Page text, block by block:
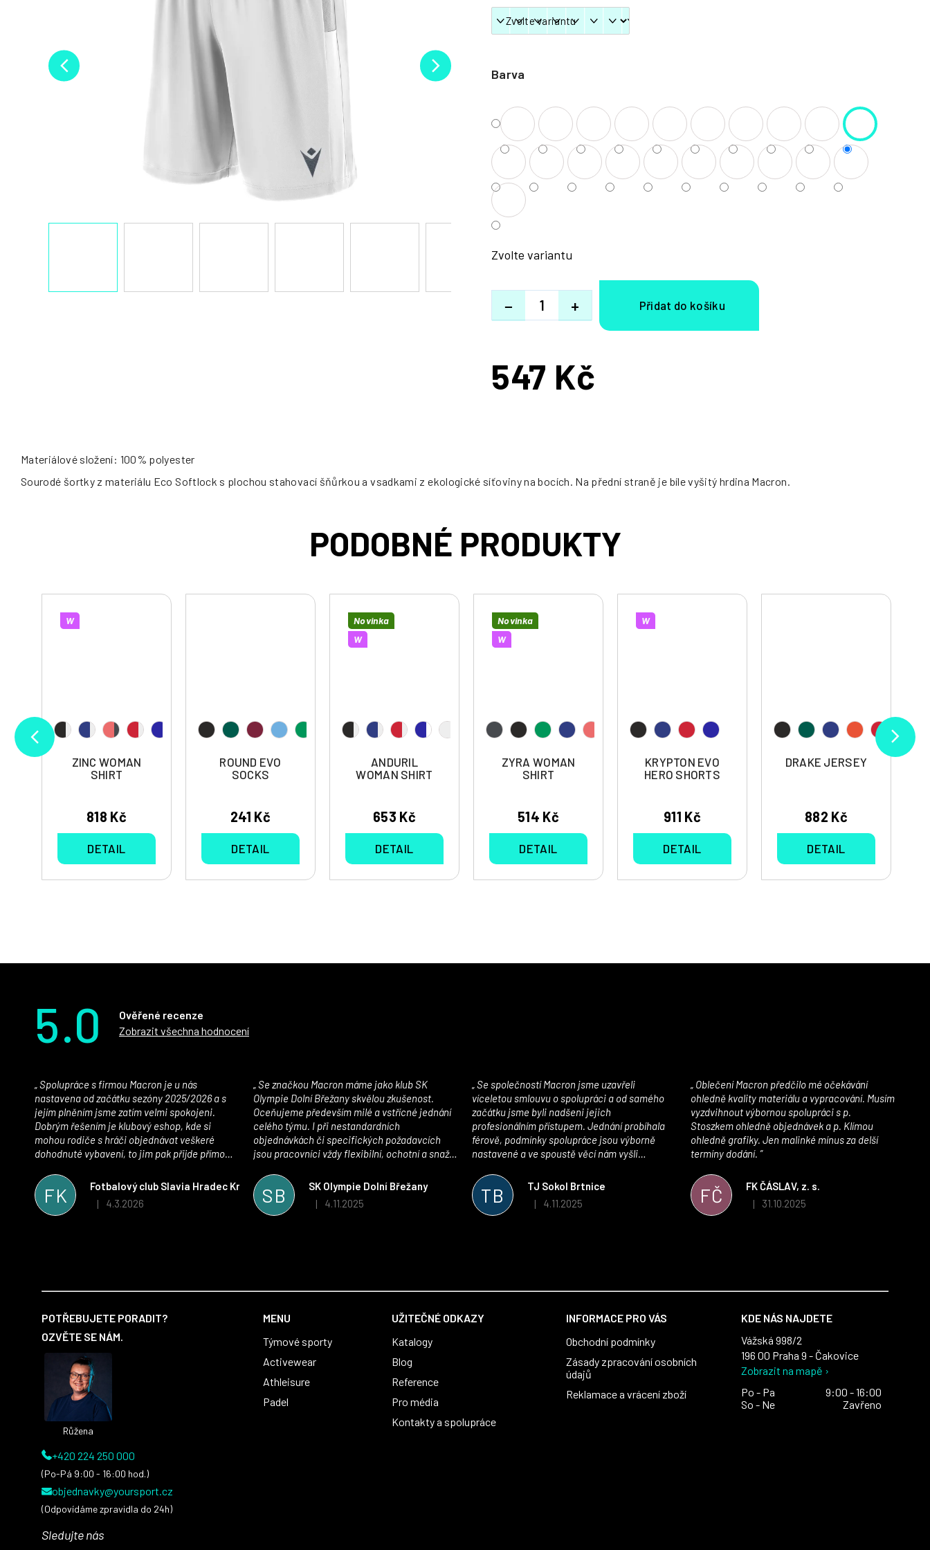
Barva
Zvolte variantu
+
−
547 Kč
Měrná
Materiálové složení: 100% polyester
Sourodé šortky z materiálu Eco Softlock s plochou stahovací šňůrkou a vsadkami z ekologické síťoviny na bocích. Na přední straně je bíle vyšitý hrdina Macron.
W
ZINC WOMAN
SHIRT
818 Kč
DETAIL
ROUND EVO
SOCKS
241 Kč
DETAIL
Novinka
W
ANDURIL
WOMAN SHIRT
653 Kč
DETAIL
Novinka
W
ZYRA WOMAN
SHIRT
514 Kč
DETAIL
W
KRYPTON EVO
HERO SHORTS
911 Kč
DETAIL
DRAKE JERSEY
882 Kč
DETAIL
5.0
Ověřené recenze
Zobrazit všechna hodnocení
FK
Fotbalový club Slavia Hradec Králové z.s.
Hodnocení obchodu je 5 z 5 hvězdiček.
| 4.3.2026
nastavena od začátku sezóny 2025/2026 a s
jejím plněním jsme zatím velmi spokojeni.
Dobrým řešením je klubový eshop, kde si
mohou rodiče s hráči objednávat veškeré
dohodnuté vybavení, to jim pak přijde přímo
oblečením jsme spokojeni, stejně tak s
komunikací a snahou řešit všechny záležitosti
velmi rychle a ke spokojenosti obou stran.
SB
SK Olympie Dolní Břežany
Hodnocení obchodu je 5 z 5 hvězdiček.
| 4.11.2025
Olympie Dolní Břežany skvělou zkušenost.
Oceňujeme především milé a vstřícné jednání
celého týmu. I při nestandardních
objednávkách či specifických požadavcích
jsou pracovníci vždy flexibilní, ochotní a snaží
vynikající a plně odpovídá potřebám
sportovního klubu!
TB
TJ Sokol Brtnice
Hodnocení obchodu je 5 z 5 hvězdiček.
| 4.11.2025
víceletou smlouvu o spolupráci a od samého
začátku jsme byli nadšeni jejich
profesionálním přístupem. Jednání probíhala
férově, podmínky spolupráce jsou výborně
nastavené a ve spoustě věcí nám vyšli
velmi kvalitní a příjemné na nošení. Velmi
oceňujeme také vytvoření klubového e-shopu,
který je perfektně zpracovaný a výrazně nám
FČ
FK ČÁSLAV, z. s.
Hodnocení obchodu je 5 z 5 hvězdiček.
| 31.10.2025
ohledně kvality materiálu a vypracování. Musím
vyzdvihnout výbornou spolupráci s p.
Stoszkem ohledně objednávek a p. Klímou
ohledně grafiky. Jen malinké mínus za delší
termíny dodání.
POTŘEBUJETE PORADIT?
OZVĚTE SE NÁM.
Růžena
+420 224 250 000
(Po-Pá 9:00 - 16:00 hod.)
objednavky@yoursport.cz
(Odpovídáme zpravidla do 24h)
Sledujte nás
MENU
Týmové sporty
Activewear
Athleisure
Padel
UŽITEČNÉ ODKAZY
Katalogy
Blog
Reference
Pro média
Kontakty a spolupráce
INFORMACE PRO VÁS
Obchodní podmínky
Zásady zpracování osobních
údajů
Reklamace a vrácení zboží
KDE NÁS NAJDETE
Vážská 998/2
196 00 Praha 9 - Čakovice
Zobrazit na mapě ›
Po - Pa
9:00 - 16:00
So - Ne
Zavřeno